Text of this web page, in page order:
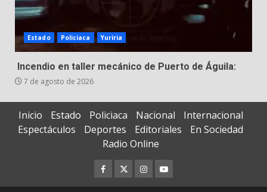
Estado Policiaca Yuriria
Incendio en taller mecánico de Puerto de Águila:
7 de agosto de 2026
Inicio Estado Policiaca Nacional
Internacional
Espectáculos
Deportes Editoriales
En Sociedad
Radio Online
Facebook
TwitterInstagram
Youtube